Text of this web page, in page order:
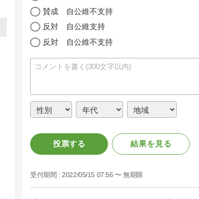
賛成 自公維不支持
反対 自公維支持
反対 自公維不支持
投票する 結果を見る
受付期間 :2022/05/15 07:56 〜 無期限